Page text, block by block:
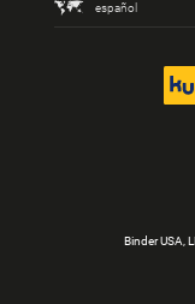
español
Binder USA,